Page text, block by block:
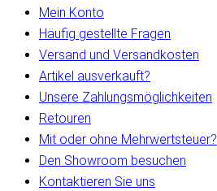
Mein Konto
Häufig gestellte Fragen
Versand und Versandkosten
Artikel ausverkauft?
Unsere Zahlungsmöglichkeiten
Retouren
Mit oder ohne Mehrwertsteuer?
Den Showroom besuchen
Kontaktieren Sie uns